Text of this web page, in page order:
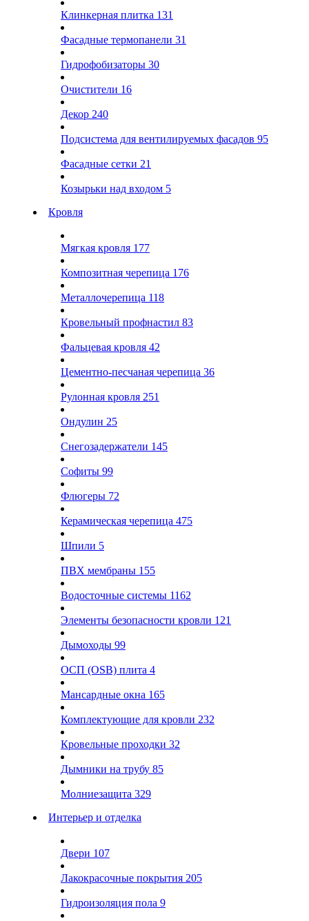
Клинкерная плитка 131
Фасадные термопанели 31
Гидрофобизаторы 30
Очистители 16
Декор 240
Подсистема для вентилируемых фасадов 95
Фасадные сетки 21
Козырьки над входом 5
Кровля
Мягкая кровля 177
Композитная черепица 176
Металлочерепица 118
Кровельный профнастил 83
Фальцевая кровля 42
Цементно-песчаная черепица 36
Рулонная кровля 251
Ондулин 25
Снегозадержатели 145
Софиты 99
Флюгеры 72
Керамическая черепица 475
Шпили 5
ПВХ мембраны 155
Водосточные системы 1162
Элементы безопасности кровли 121
Дымоходы 99
ОСП (OSB) плита 4
Мансардные окна 165
Комплектующие для кровли 232
Кровельные проходки 32
Дымники на трубу 85
Молниезащита 329
Интерьер и отделка
Двери 107
Лакокрасочные покрытия 205
Гидроизоляция пола 9